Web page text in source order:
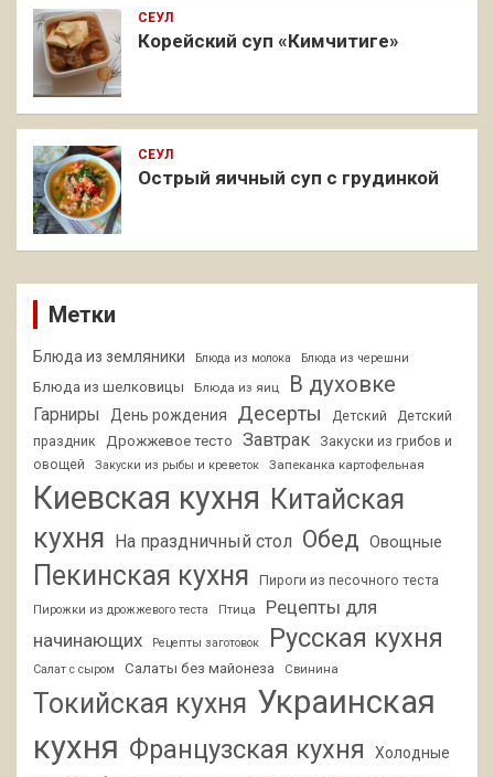
СЕУЛ
Корейский суп «Кимчитиге»
СЕУЛ
Острый яичный суп с грудинкой
Метки
Блюда из земляники Блюда из молока Блюда из черешни
Блюда из шелковицы Блюда из яиц В духовке
Гарниры День рождения Десерты Детский
Детский
праздник
Дрожжевое тесто Завтрак
Закуски из грибов и
овощей
Закуски из рыбы и креветок Запеканка картофельная
Киевская кухня Китайская
кухня
На праздничный стол Обед Овощные
Пекинская кухня Пироги из песочного теста
Пирожки из дрожжевого теста Птица
Рецепты для
начинающих
Рецепты заготовок Русская кухня
Салат с сыром Салаты без майонеза Свинина
Токийская кухня Украинская
кухня Французская кухня
Холодные